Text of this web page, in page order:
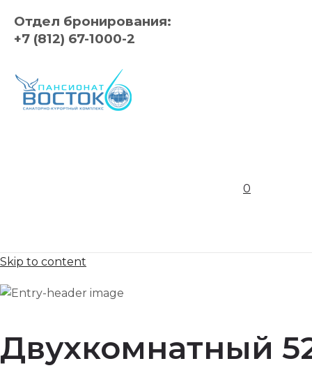
Отдел бронирования:
+7 (812) 67-1000-2
0
Skip to content
Двухкомнатный